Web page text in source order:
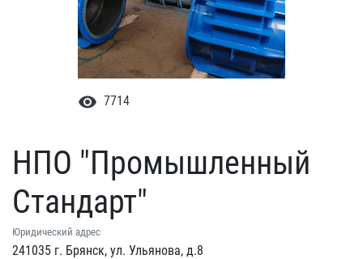
visibility 7714
НПО "Промышленный
Стандарт"
Юридический адрес
241035 г. Брянск, ул. Ульянова, д.8